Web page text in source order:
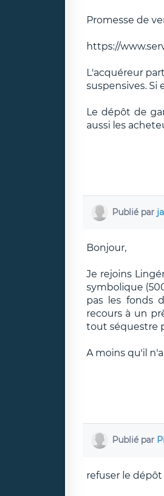
Promesse de
https://
L'acquéreur
suspensives.
Le dépôt de
aussi les
Publié par
Bonjour,
Je rejoins
symbolique
pas les fonds
recours à un
tout séquestre
A moins qu'il
Publié par
refuser le